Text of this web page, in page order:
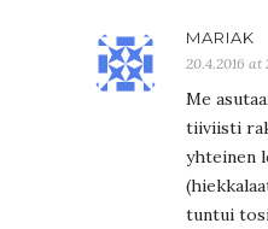
MARIAK
20.4.2016 at
Me
tiiviisti
yhteinen
tuntui